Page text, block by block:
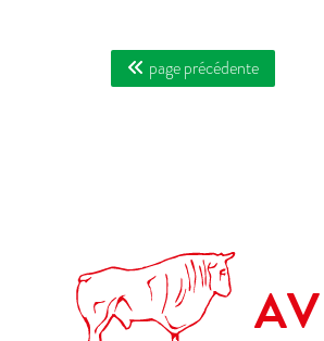
page précédente